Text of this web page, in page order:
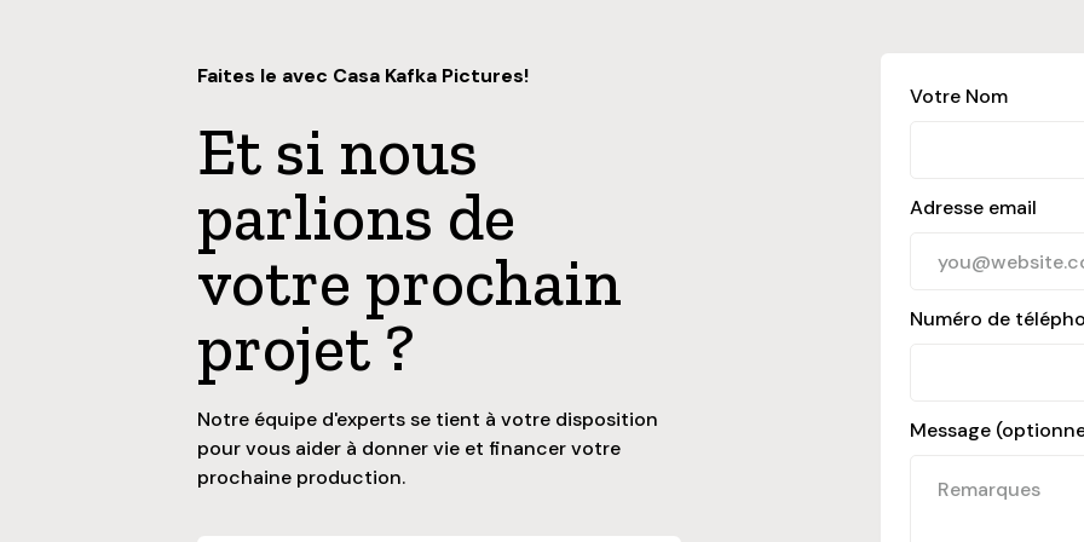
Faites le avec Casa Kafka Pictures!
Et si nous
parlions de
votre prochain
projet ?
Notre équipe d'experts se tient à votre disposition
pour vous aider à donner vie et financer votre
prochaine production.
Votre Nom
Adresse email
Numéro de
Message